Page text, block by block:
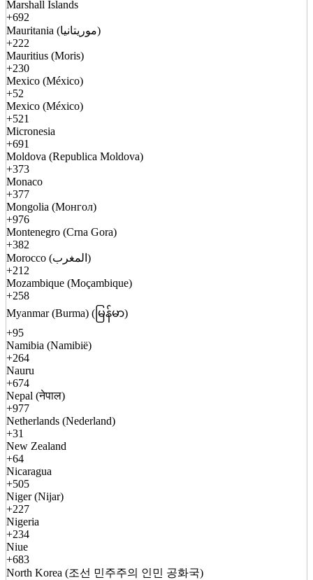
Marshall Islands
+692
Mauritania (موريتانيا)
+222
Mauritius (Moris)
+230
Mexico (México)
+52
Mexico (México)
+521
Micronesia
+691
Moldova (Republica Moldova)
+373
Monaco
+377
Mongolia (Монгол)
+976
Montenegro (Crna Gora)
+382
Morocco (المغرب)
+212
Mozambique (Moçambique)
+258
Myanmar (Burma) (မြန်မာ)
+95
Namibia (Namibië)
+264
Nauru
+674
Nepal (नेपाल)
+977
Netherlands (Nederland)
+31
New Zealand
+64
Nicaragua
+505
Niger (Nijar)
+227
Nigeria
+234
Niue
+683
North Korea (조선 민주주의 인민 공화국)